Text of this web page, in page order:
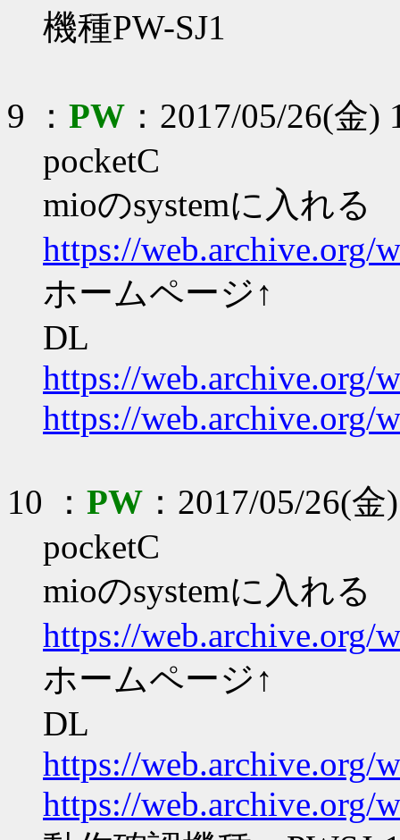
機種PW-SJ1
9 ： PW ：2017/05/26(金
pocketC
mioのsystemに入れる
https://web.archive.org/
ホームページ↑
DL
https://web.archive.org/
https://web.archive.org/
10 ： PW ：2017/05/26(
pocketC
mioのsystemに入れる
https://web.archive.org/
ホームページ↑
DL
https://web.archive.org/
https://web.archive.org/